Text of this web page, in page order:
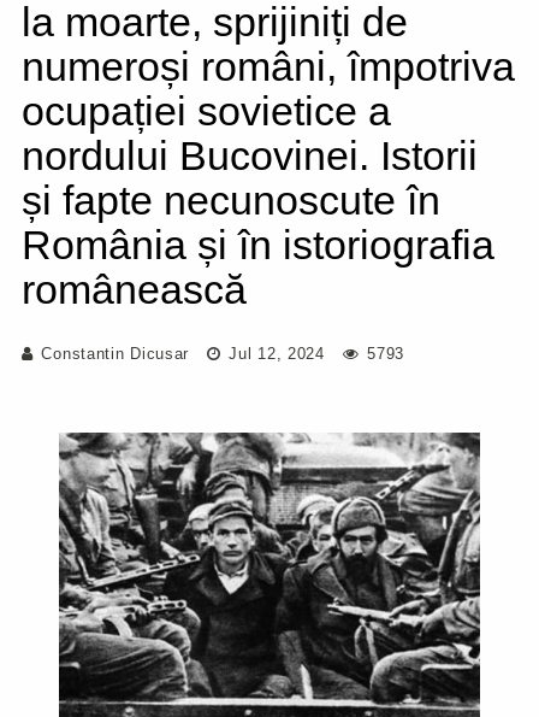
la moarte, sprijiniți de
numeroși români, împotriva
ocupației sovietice a
nordului Bucovinei. Istorii
și fapte necunoscute în
România și în istoriografia
românească
Constantin Dicusar Jul 12, 2024 5793